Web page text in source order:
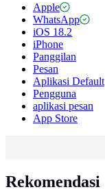
Apple
WhatsApp
iOS 18.2
iPhone
Panggilan
Pesan
Aplikasi Default
Pengguna
aplikasi pesan
App Store
Rekomendasi